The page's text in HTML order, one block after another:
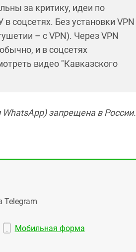
за критику, идеи по
соцсетях. Без установки VPN
– с VPN). Через VPN
и в соцсетях
видео "Кавказского
запрещена в России.
Telegram
Мобильная форма